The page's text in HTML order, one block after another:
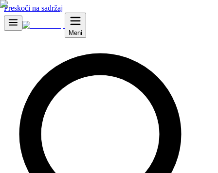
Preskoči na sadržaj
Meni